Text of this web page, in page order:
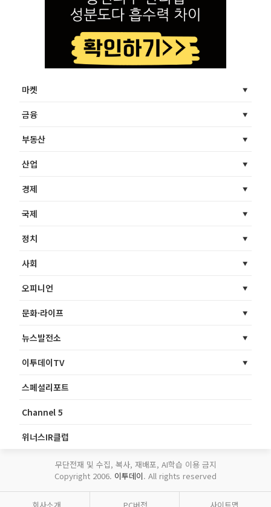
마켓
금융
부동산
산업
경제
국제
정치
사회
오피니언
문화·라이프
뉴스발전소
이투데이TV
스페셜리포트
Channel 5
위너스IR클럽
무단전재 및 수집, 복사, 재배포, AI학습 이용 금지
Copyright 2006. 이투데이. All rights reserved